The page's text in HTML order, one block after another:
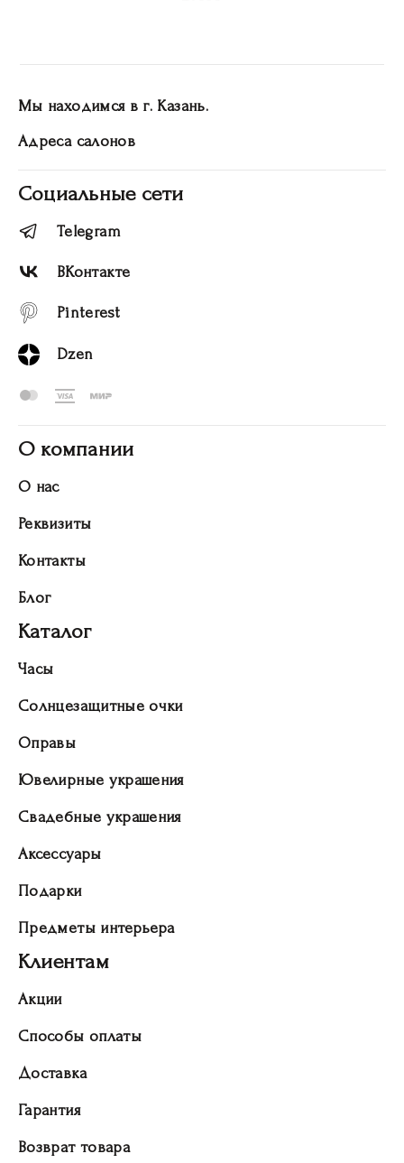
Мы находимся в г. Казань.
Адреса салонов
Социальные сети
Telegram
ВКонтакте
Pinterest
Dzen
О компании
О нас
Реквизиты
Контакты
Блог
Каталог
Часы
Солнцезащитные очки
Оправы
Ювелирные украшения
Свадебные украшения
Аксессуары
Подарки
Предметы интерьера
Клиентам
Акции
Способы оплаты
Доставка
Гарантия
Возврат товара